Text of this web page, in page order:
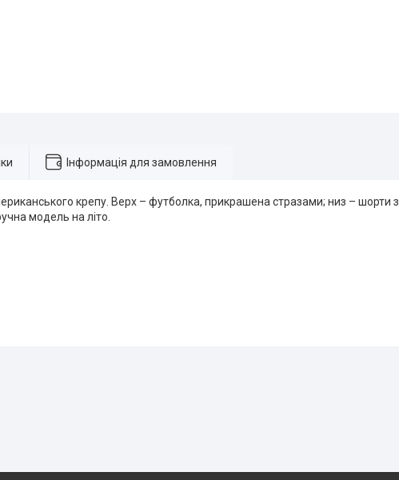
Інформація для замовлення
крепу. Верх – футболка, прикрашена стразами; низ – шорти з
модель на літо.